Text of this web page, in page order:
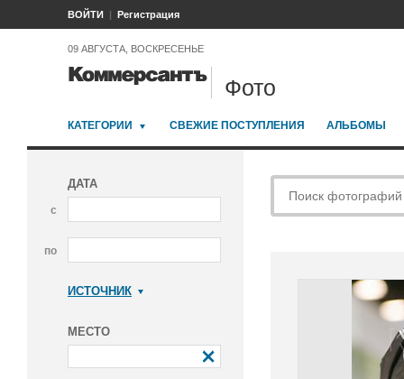
ВОЙТИ Регистрация
09 АВГУСТА, ВОСКРЕСЕНЬЕ
Фото
КАТЕГОРИИ СВЕЖИЕ ПОСТУПЛЕНИЯ АЛЬБОМЫ
ДАТА
с
по
ИСТОЧНИК
МЕСТО